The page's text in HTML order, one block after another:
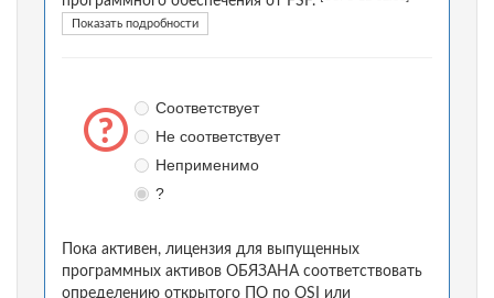
Показать подробности
Соответствует
Не соответствует
Неприменимо
?
Пока активен, лицензия для выпущенных
программных активов ОБЯЗАНА соответствовать
определению открытого ПО по OSI или